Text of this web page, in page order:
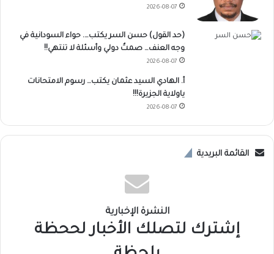
2026-08-07
(حد القول) حسن السر يكتب…. حواء السودانية في
وجه العنف… صمتٌ دولي وأسئلة لا تنتهي!!
2026-08-07
أ. الهادي السيد عثمان يكتب… رسوم الامتحانات
ياولاية الجزيرة!!!
2026-08-07
القائمة البريدية
النشرة الإخبارية
إشترك لتصلك الأخبار لححظة